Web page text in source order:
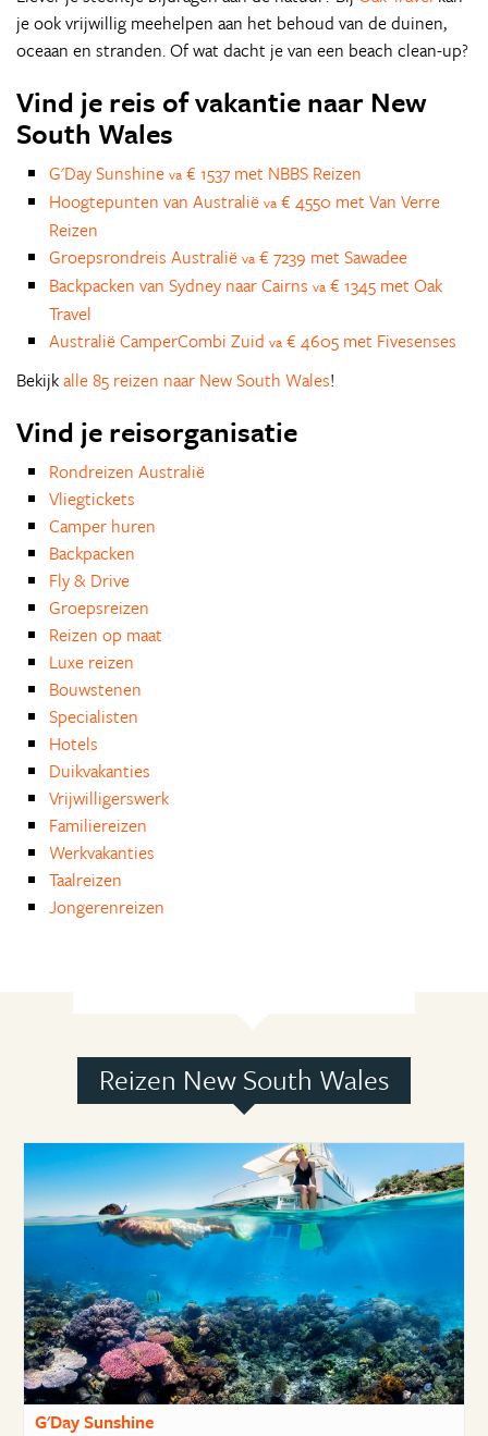
je ook vrijwillig meehelpen aan het behoud van de duinen,
oceaan en stranden. Of wat dacht je van een beach clean-up?
Vind je reis of vakantie naar New
South Wales
G'Day Sunshine va € 1537 met NBBS Reizen
Hoogtepunten van Australië va € 4550 met Van Verre
Reizen
Groepsrondreis Australië va € 7239 met Sawadee
Backpacken van Sydney naar Cairns va € 1345 met Oak
Travel
Australië CamperCombi Zuid va € 4605 met Fivesenses
Bekijkalle 85 reizen naar New South Wales!
Vind je reisorganisatie
Rondreizen Australië
Vliegtickets
Camper huren
Backpacken
Fly & Drive
Groepsreizen
Reizen op maat
Luxe reizen
Bouwstenen
Specialisten
Hotels
Duikvakanties
Vrijwilligerswerk
Familiereizen
Werkvakanties
Taalreizen
Jongerenreizen
Reizen New South Wales
G'Day Sunshine